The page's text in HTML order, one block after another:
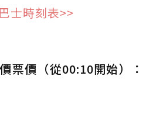
士時刻表>>
票價（從00:10開始）：